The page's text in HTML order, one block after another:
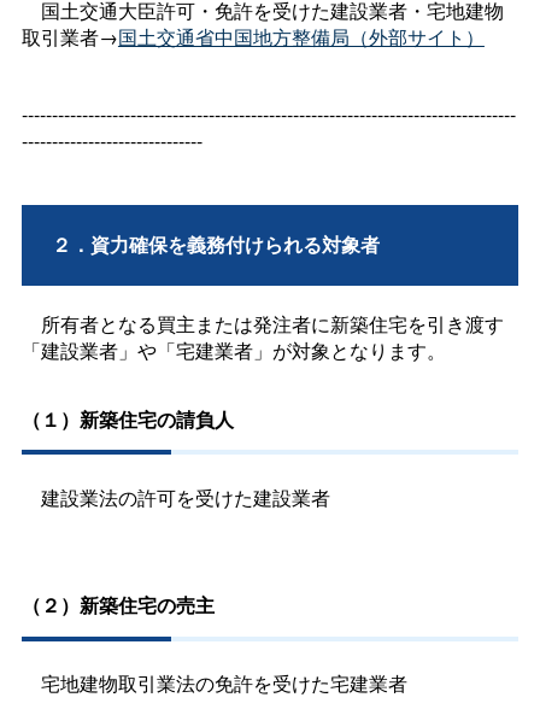
国土交通大臣許可・免許を受けた建設業者・宅地建物
取引業者→国土交通省中国地方整備局（外部サイト）
----------------------------------------------------------------------------------
------------------------------
２．資力確保を義務付けられる対象者
所有者となる買主または発注者に新築住宅を引き渡す
「建設業者」や「宅建業者」が対象となります。
（１）新築住宅の請負人
建設業法の許可を受けた建設業者
（２）新築住宅の売主
宅地建物取引業法の免許を受けた宅建業者